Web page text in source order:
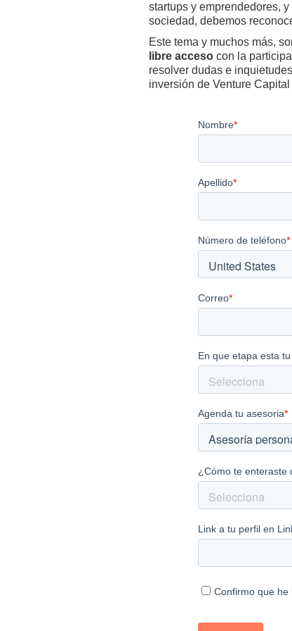
startups y emprendedores,
sociedad, debemos
Este tema y muchos más,
libre acceso con la
resolver dudas e
inversión de Venture